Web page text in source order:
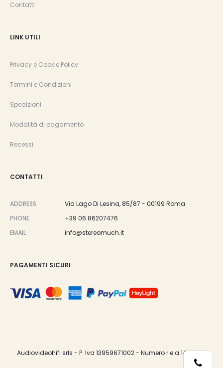
Contatti
LINK UTILI
Privacy e Cookie Policy
Termini e Condizioni
Spedizioni
Modalità di pagamento
Recessi
CONTATTI
ADDRESS
Via Lago Di Lesina, 85/87 - 00199 Roma
PHONE
+39 06 86207476
EMAIL
info@stereomuch.it
PAGAMENTI SICURI
Audiovideohifi srls - P. Iva 13959671002 - Numero r.e.a 1487033.